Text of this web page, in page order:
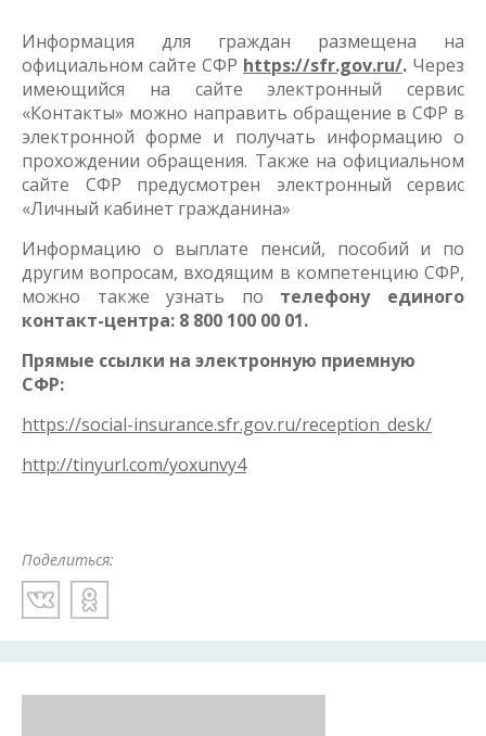
Информация для граждан размещена на
официальном сайте СФР https://sfr.gov.ru/. Через
имеющийся на сайте электронный сервис
«Контакты» можно направить обращение в СФР в
электронной форме и получать информацию о
прохождении обращения. Также на официальном
сайте СФР предусмотрен электронный сервис
«Личный кабинет гражданина»
Информацию о выплате пенсий, пособий и по
другим вопросам, входящим в компетенцию СФР,
можно также узнать по телефону единого
контакт-центра: 8 800 100 00 01.
Прямые ссылки на электронную приемную
СФР:
https://social-insurance.sfr.gov.ru/reception_desk/
http://tinyurl.com/yoxunvy4
Поделиться: